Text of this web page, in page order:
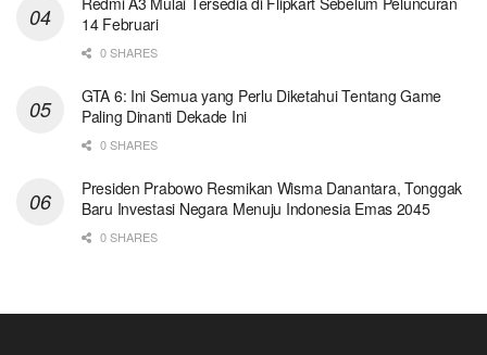
14 Februari
0 SHARES
GTA 6: Ini Semua yang Perlu Diketahui Tentang Game
Paling Dinanti Dekade Ini
0 SHARES
Presiden Prabowo Resmikan Wisma Danantara, Tonggak
Baru Investasi Negara Menuju Indonesia Emas 2045
0 SHARES